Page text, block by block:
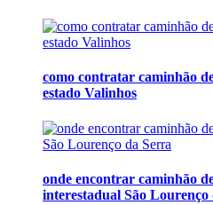
como contratar caminhão
estado Valinhos
onde encontrar caminhão
interestadual São Lourenço